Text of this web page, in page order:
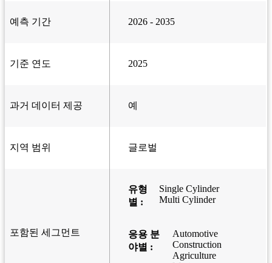
예측 기간 2026 - 2035
기준 연도 2025
과거 데이터 제공 예
지역 범위 글로벌
포함된 세그먼트
유형
별 :
Single Cylinder
Multi Cylinder
응용 분
야별 :
Automotive
Construction
Agriculture